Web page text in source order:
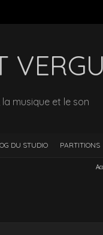
musique et le son
DU STUDIO PARTITIONS